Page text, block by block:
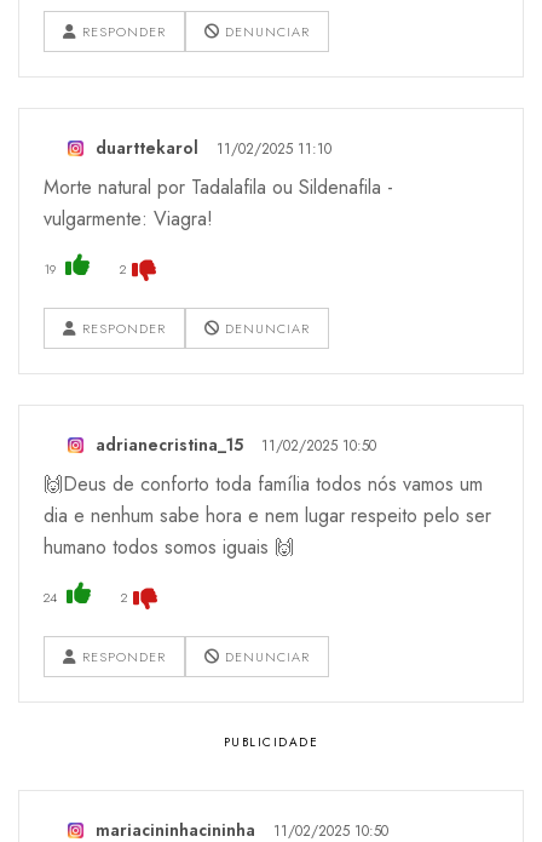
RESPONDER DENUNCIAR
duarttekarol 11/02/2025 11:10
Morte natural por Tadalafila ou Sildenafila -
vulgarmente: Viagra!
19 2
RESPONDER DENUNCIAR
adrianecristina_15 11/02/2025 10:50
🙌Deus de conforto toda família todos nós vamos um
dia e nenhum sabe hora e nem lugar respeito pelo ser
humano todos somos iguais 🙌
24 2
RESPONDER DENUNCIAR
mariacininhacininha 11/02/2025 10:50